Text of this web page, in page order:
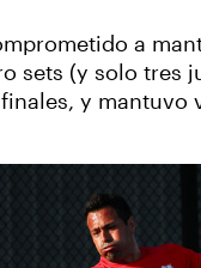
a
sets (y solo tres
y mantuvo